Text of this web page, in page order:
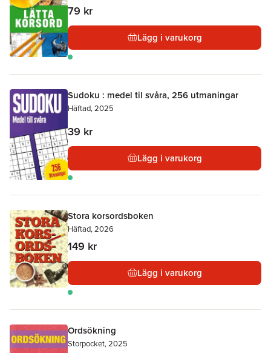
79 kr
Lägg i varukorg
Sudoku : medel til svåra, 256 utmaningar
Häftad, 2025
39 kr
Lägg i varukorg
Stora korsordsboken
Häftad, 2026
149 kr
Lägg i varukorg
Ordsökning
Storpocket, 2025